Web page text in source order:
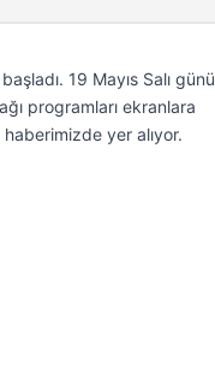
19 Mayıs Salı günü
programları ekranlara
haberimizde yer alıyor.